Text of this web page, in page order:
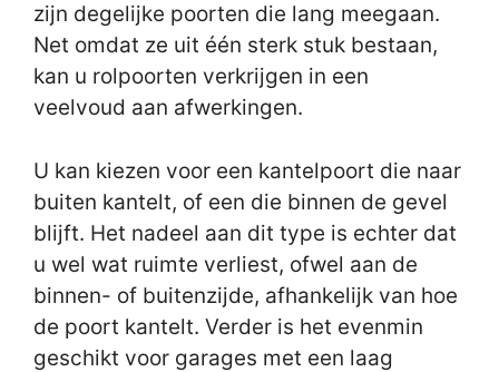
zijn degelijke poorten die lang meegaan.
Net omdat ze uit één sterk stuk bestaan,
kan u rolpoorten verkrijgen in een
veelvoud aan afwerkingen.
U kan kiezen voor een kantelpoort die naar
buiten kantelt, of een die binnen de gevel
blijft. Het nadeel aan dit type is echter dat
u wel wat ruimte verliest, ofwel aan de
binnen- of buitenzijde, afhankelijk van hoe
de poort kantelt. Verder is het evenmin
geschikt voor garages met een laag